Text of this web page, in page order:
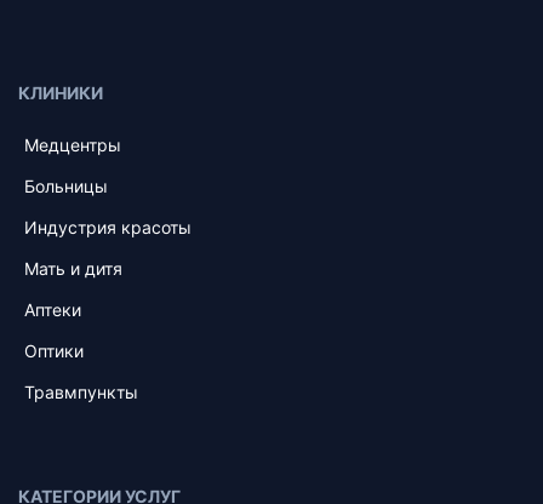
КЛИНИКИ
Медцентры
Больницы
Индустрия красоты
Мать и дитя
Аптеки
Оптики
Травмпункты
КАТЕГОРИИ УСЛУГ